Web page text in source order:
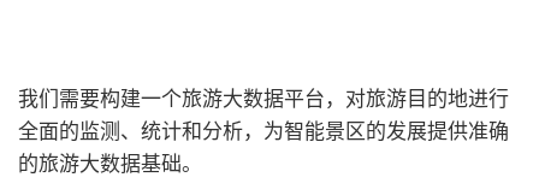
我们需要构建一个旅游大数据平台，对旅游目的地进行
全面的监测、统计和分析，为智能景区的发展提供准确
的旅游大数据基础。